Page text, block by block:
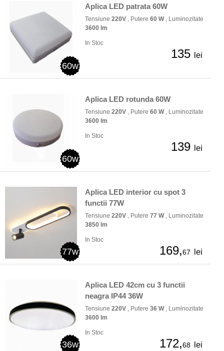
60w
Aplica LED patrata 60W
Tensiune 220V , Putere 60 W, Luminozitate
3600 lm
In Stoc
135 lei
60w
Aplica LED rotunda 60W
Tensiune 220V , Putere 60 W, Luminozitate
3600 lm
In Stoc
139 lei
77w
Aplica LED interior cu spot 3
functii 77W
Tensiune 220V , Putere 77 W, Luminozitate
3850 lm
In Stoc
169,67 lei
36w
Aplica LED 42cm cu 3 functii
neagra IP44 36W
Tensiune 220V , Putere 36 W, Luminozitate
3600 lm
In Stoc
172,68 lei